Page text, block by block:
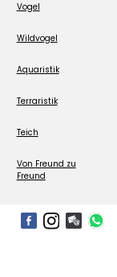
Vogel
Wildvogel
Aquaristik
Terraristik
Teich
Von Freund zu
Freund